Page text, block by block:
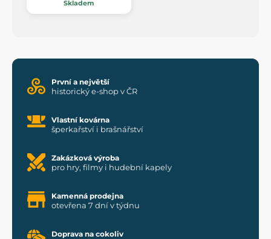
Skladem
První a největší
historický e-shop v ČR
Vlastní kovárna
šperkařství i brašnářství
Zakázková výroba
pro hry, filmy i hudební kapely
Kamenná prodejna
otevřena 7 dní v týdnu
Doprava na cokoliv